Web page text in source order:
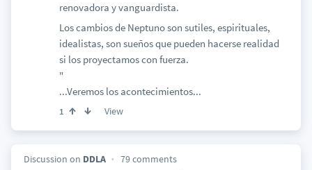
renovadora y vanguardista.
Los cambios de Neptuno son sutiles, espirituales,
idealistas, son sueños que pueden hacerse realidad
si los proyectamos con fuerza.
"
...Veremos los acontecimientos...
1 View
Discussion on DDLA 79 comments